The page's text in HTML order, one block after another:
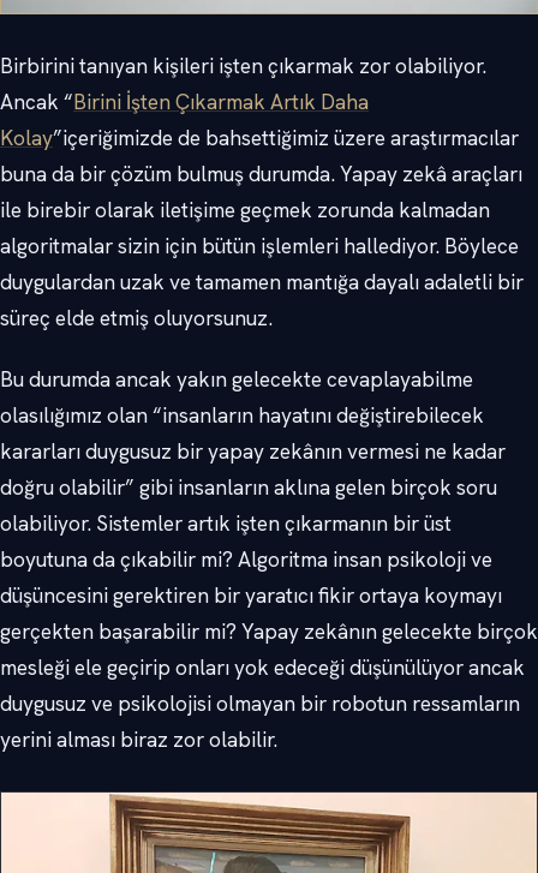
Birbirini tanıyan kişileri işten çıkarmak zor olabiliyor.
Ancak “Birini İşten Çıkarmak Artık Daha
Kolay”içeriğimizde de bahsettiğimiz üzere araştırmacılar
buna da bir çözüm bulmuş durumda. Yapay zekâ araçları
ile birebir olarak iletişime geçmek zorunda kalmadan
algoritmalar sizin için bütün işlemleri hallediyor. Böylece
duygulardan uzak ve tamamen mantığa dayalı adaletli bir
süreç elde etmiş oluyorsunuz.
Bu durumda ancak yakın gelecekte cevaplayabilme
olasılığımız olan “insanların hayatını değiştirebilecek
kararları duygusuz bir yapay zekânın vermesi ne kadar
doğru olabilir” gibi insanların aklına gelen birçok soru
olabiliyor. Sistemler artık işten çıkarmanın bir üst
boyutuna da çıkabilir mi? Algoritma insan psikoloji ve
düşüncesini gerektiren bir yaratıcı fikir ortaya koymayı
gerçekten başarabilir mi? Yapay zekânın gelecekte birçok
mesleği ele geçirip onları yok edeceği düşünülüyor ancak
duygusuz ve psikolojisi olmayan bir robotun ressamların
yerini alması biraz zor olabilir.